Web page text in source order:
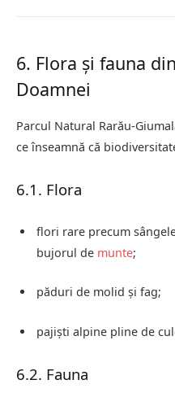
6. Flora și fauna
Doamnei
Parcul Natural Rarău-
ce înseamnă că
6.1. Flora
flori rare precum
bujorul de munte;
păduri de molid și fag;
pajiști alpine pline de
6.2. Fauna